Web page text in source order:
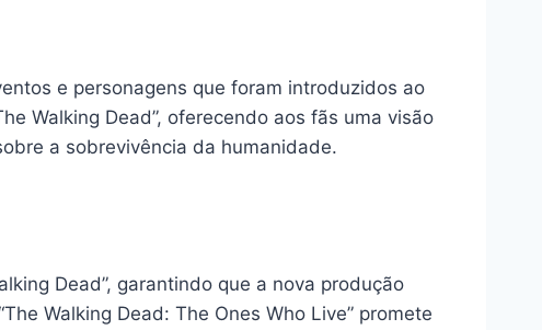
e personagens que foram introduzidos ao
Walking Dead”, oferecendo aos fãs uma visão
a sobrevivência da humanidade.
Dead”, garantindo que a nova produção
Walking Dead: The Ones Who Live” promete